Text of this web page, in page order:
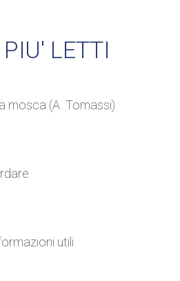
LETTI
mosca (A. Tomassi)
utili